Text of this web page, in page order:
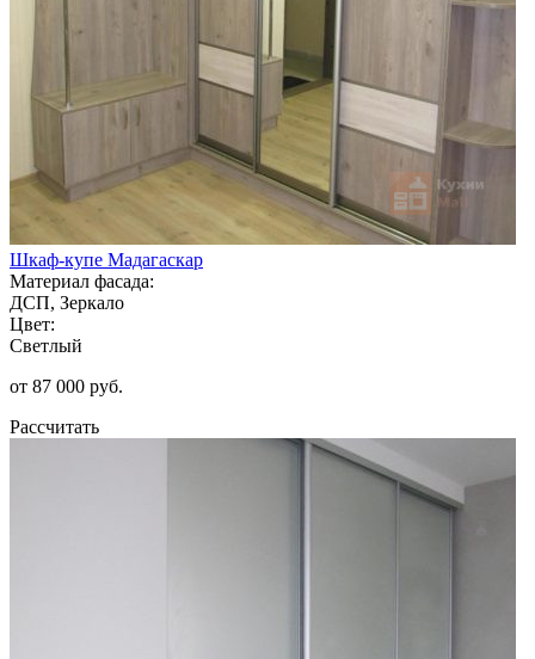
Шкаф-купе Мадагаскар
Материал фасада:
ДСП, Зеркало
Цвет:
Светлый
от 87 000 руб.
Рассчитать